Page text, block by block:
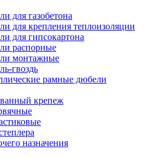
для газобетона
для крепления теплоизоляции
для гипсокартона
распорные
монтажные
гвоздь
рамные дюбели
крепеж
назначения